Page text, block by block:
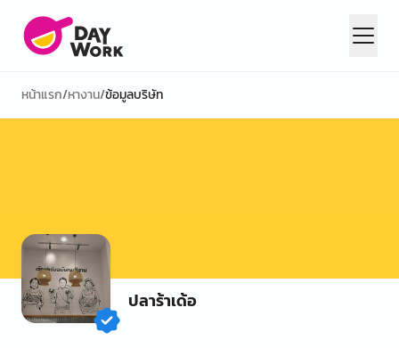
หน้าแรก/หางาน/ข้อมูลบริษัท
ปลาร้าเด้อ